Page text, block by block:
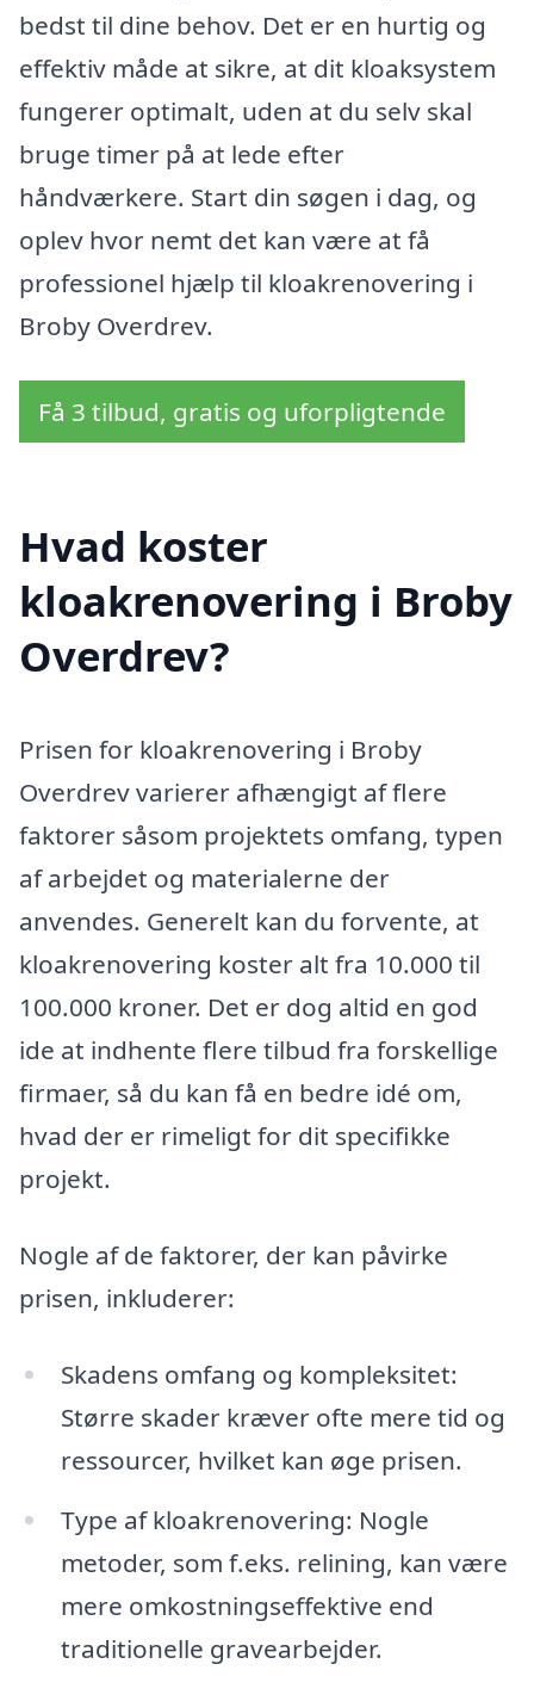
bedst til dine behov. Det er en hurtig og
effektiv måde at sikre, at dit kloaksystem
fungerer optimalt, uden at du selv skal
bruge timer på at lede efter
håndværkere. Start din søgen i dag, og
oplev hvor nemt det kan være at få
professionel hjælp til kloakrenovering i
Broby Overdrev.
Få 3 tilbud, gratis og uforpligtende
Hvad koster
kloakrenovering i Broby
Overdrev?
Prisen for kloakrenovering i Broby
Overdrev varierer afhængigt af flere
faktorer såsom projektets omfang, typen
af arbejdet og materialerne der
anvendes. Generelt kan du forvente, at
kloakrenovering koster alt fra 10.000 til
100.000 kroner. Det er dog altid en god
ide at indhente flere tilbud fra forskellige
firmaer, så du kan få en bedre idé om,
hvad der er rimeligt for dit specifikke
projekt.
Nogle af de faktorer, der kan påvirke
prisen, inkluderer:
Skadens omfang og kompleksitet:
Større skader kræver ofte mere tid og
ressourcer, hvilket kan øge prisen.
Type af kloakrenovering: Nogle
metoder, som f.eks. relining, kan være
mere omkostningseffektive end
traditionelle gravearbejder.